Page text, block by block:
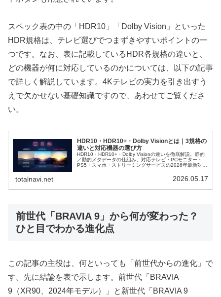
スペック表の中の「HDR10」「Dolby Vision」といった
HDR規格は、テレビ選びでつまずきやすいポイントの一
つです。なお、表に記載しているHDR各規格の違いと、
どの機器が何に対応しているのかについては、以下の記事
で詳しく解説しています。4Kテレビの実力を引き出すう
えで欠かせない基礎知識ですので、あわせてご覧くださ
い。
HDR10・HDR10+・Dolby Visionとは｜3規格の
違いと対応機器の選び方
HDR10・HDR10+・Dolby Visionの違いを徹底解説。静的
／動的メタデータの仕組み、対応テレビ・PCモニター・
PS5・スマホ・ストリーミングサービスの2026年最新対応
KV・PS5を所有するkani_creamの実体験ベースで、3規格
totalnavi.net 2026.05.17
前世代「BRAVIA 9」から何が変わった？
ひと目でわかる進化点
この記事の主役は、何といっても「前世代からの進化」で
す。先に結論を表で示します。前世代「BRAVIA
9（XR90、2024年モデル）」と新世代「BRAVIA 9